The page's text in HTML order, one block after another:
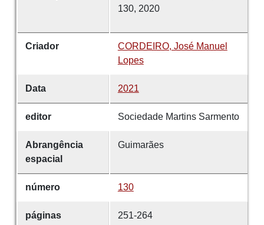
130, 2020
Criador
CORDEIRO, José Manuel
Lopes
Data 2021
editor Sociedade Martins Sarmento
Abrangência
espacial
Guimarães
número 130
páginas 251-264